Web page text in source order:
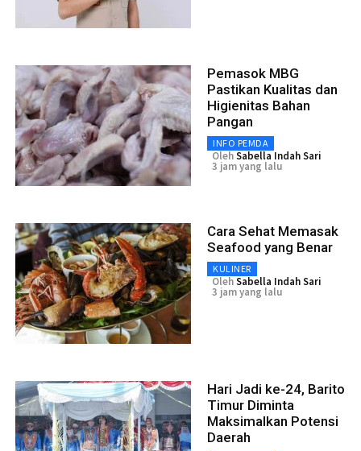
Pemasok MBG
Pastikan Kualitas dan
Higienitas Bahan
Pangan
INFO PEMDA
OlehSabella Indah Sari
3 jam yang lalu
Cara Sehat Memasak
Seafood yang Benar
KULINER
OlehSabella Indah Sari
3 jam yang lalu
Hari Jadi ke-24, Barito
Timur Diminta
Maksimalkan Potensi
Daerah